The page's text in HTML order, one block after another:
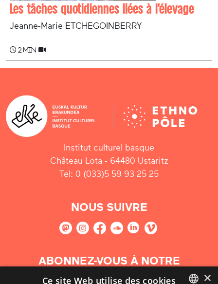
Les tâches quotidiennes liées à l'élevage
Jeanne-Marie ETCHEGOINBERRY
2 min
Institut culturel basque
Château Lota - 64480 Ustaritz
Tel: 0 (033)5 59 93 25 25
NOUS SUIVRE
ABONNEZ-VOUS À NOTRE
NEWSLETTER
×
Ce site Web utilise des cookies